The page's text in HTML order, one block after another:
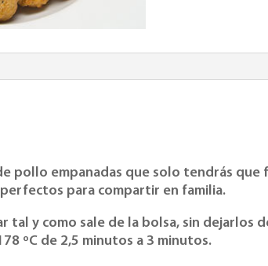
pollo empanadas que solo tendrás
para compartir en familia.
tal y como sale de la bolsa, sin dejarlos
ºC de 2,5 minutos a 3 minutos.